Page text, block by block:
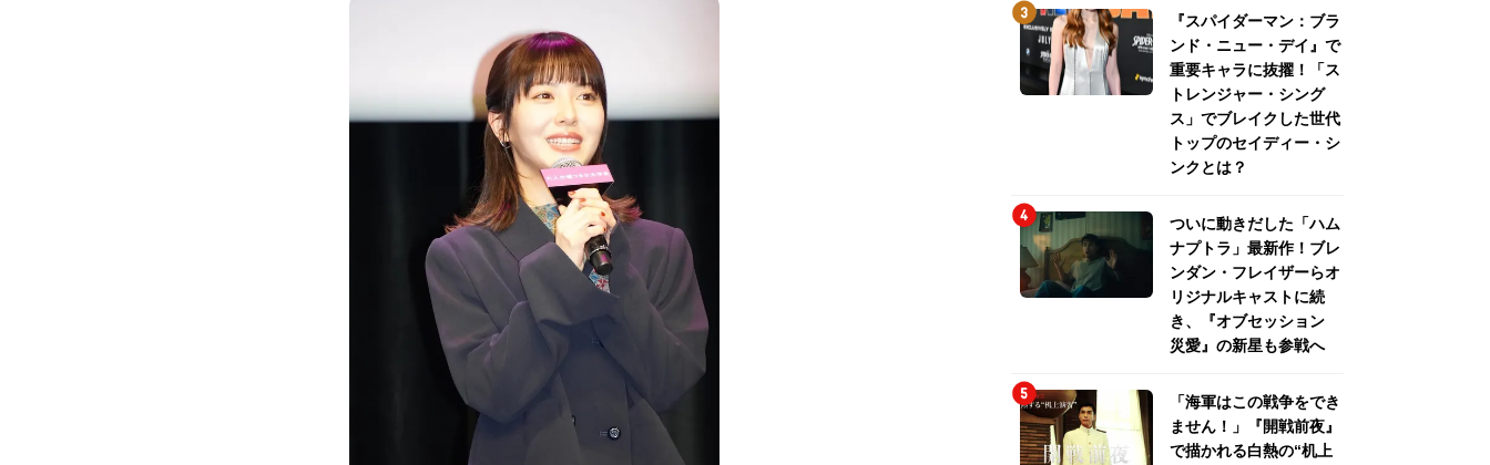
『スパイダーマン：ブラ
ンド・ニュー・デイ』で
重要キャラに抜擢！「ス
トレンジャー・シング
ス」でブレイクした世代
トップのセイディー・シ
ンクとは？
ついに動きだした「ハム
ナプトラ」最新作！ブレ
ンダン・フレイザーらオ
リジナルキャストに続
き、『オブセッション
災愛』の新星も参戦へ
「海軍はこの戦争をでき
ません！」『開戦前夜』
で描かれる白熱の“机上